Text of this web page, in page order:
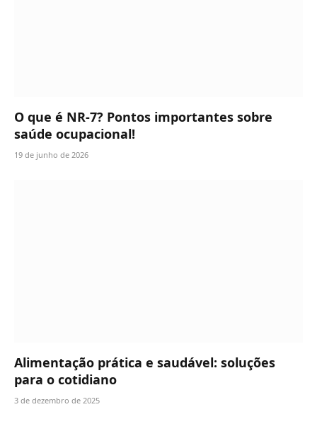
O que é NR-7? Pontos importantes sobre
saúde ocupacional!
19 de junho de 2026
Alimentação prática e saudável: soluções
para o cotidiano
3 de dezembro de 2025